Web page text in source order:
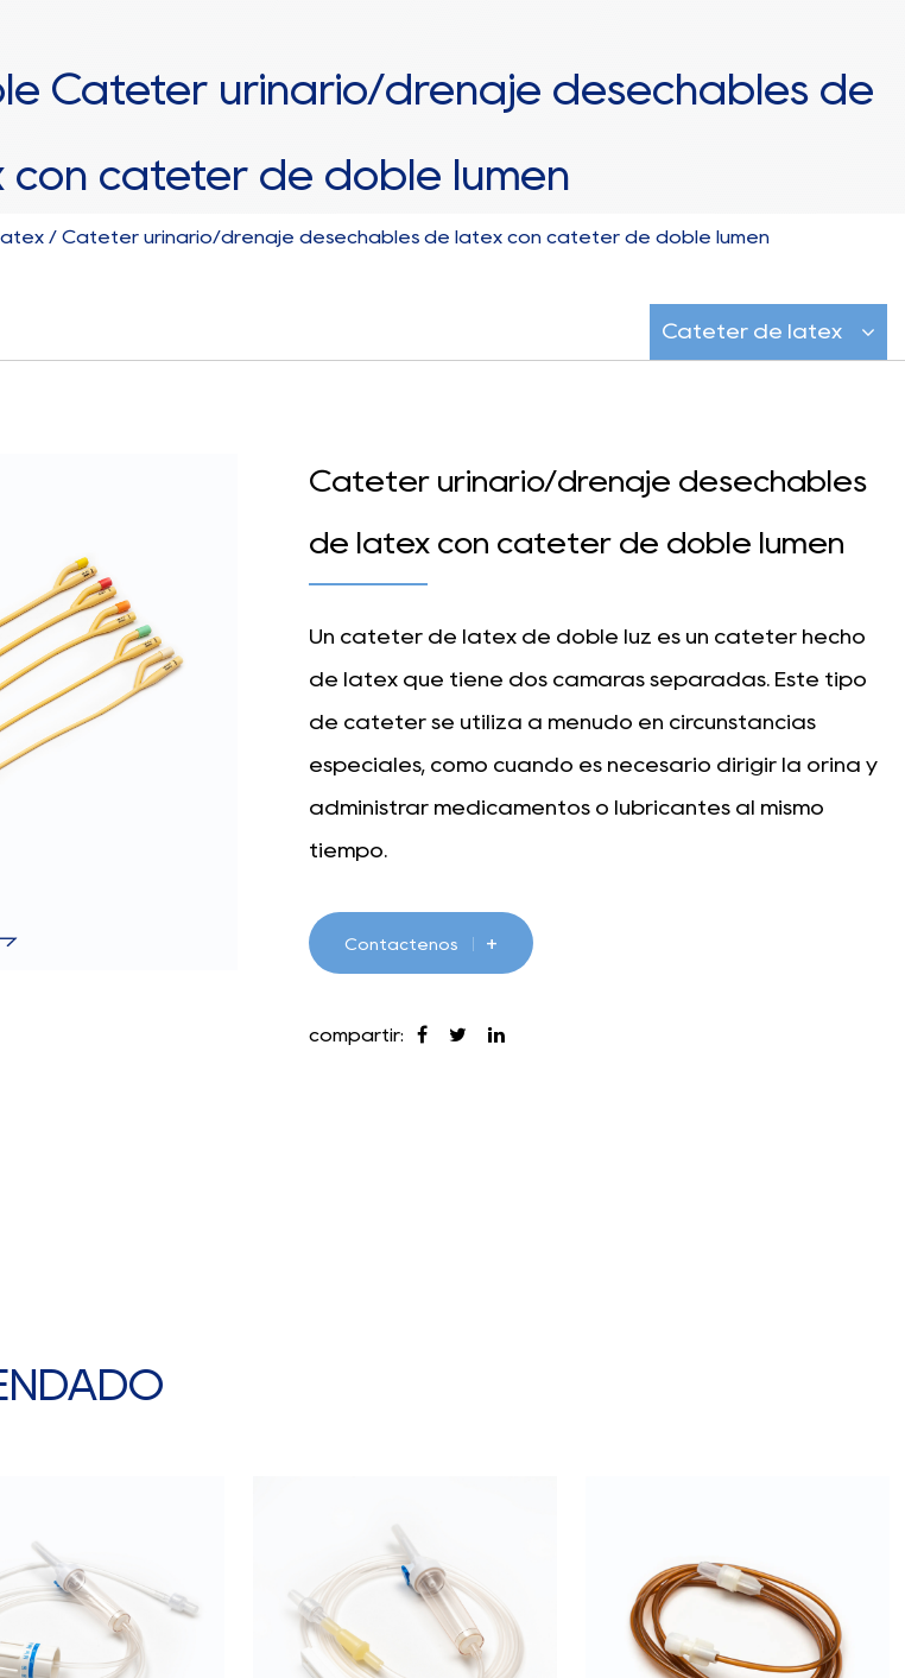
Catéter urinario/drenaje desechables de
con catéter de doble lumen
/ Catéter urinario/drenaje desechables de látex con catéter de doble lumen
Catéter de látex
Catéter urinario/drenaje desechables
de látex con catéter de doble lumen
Un catéter de látex de doble luz es un catéter hecho
de látex que tiene dos cámaras separadas. Este tipo
de catéter se utiliza a menudo en circunstancias
especiales, como cuando es necesario dirigir la orina y
administrar medicamentos o lubricantes al mismo
tiempo.
doble luz son las siguientes:
1. Dos cámaras independientes: Los catéteres de látex
de doble luz tienen dos tubos independientes, uno
evitar su prolapso. La cámara de perfusión no suele
tener balón.
4. Ámbito de aplicación: el catéter de látex de doble
luz es adecuado para situaciones en las que es
Contáctenos +
compartir:
intravenosa con
dispensador de líquido